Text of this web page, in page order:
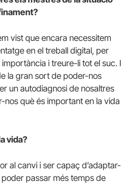
vist que encara necessitem
en el treball digital, per
i treure-li tot el suc. I
la gran sort de poder-nos
un autodiagnosi de nosaltres
nos què és important en la vida
vida?
al canvi i ser capaç d’adaptar-
passar més temps de